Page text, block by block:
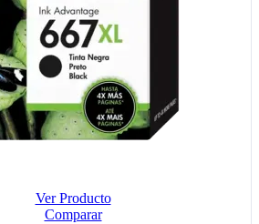
Ver Producto
Comparar